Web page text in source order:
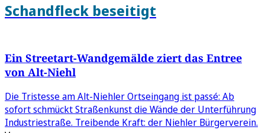
Schandfleck beseitigt
Ein Streetart-Wandgemälde ziert das Entree
von Alt-Niehl
Die Tristesse am Alt-Niehler Ortseingang ist passé: Ab
sofort schmückt Straßenkunst die Wände der Unterführung
Industriestraße. Treibende Kraft: der Niehler Bürgerverein.